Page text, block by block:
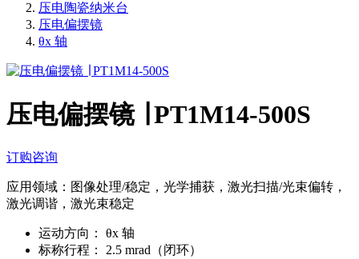
压电陶瓷纳米台
压电偏摆镜
θx 轴
压电偏摆镜 ∣ PT1M14-500S
订购咨询
应用领域：图像处理/稳定，光学捕获，激光扫描/光束偏转，
激光调谐，激光束稳定
运动方向：
θx 轴
标称行程：
2.5 mrad（闭环）